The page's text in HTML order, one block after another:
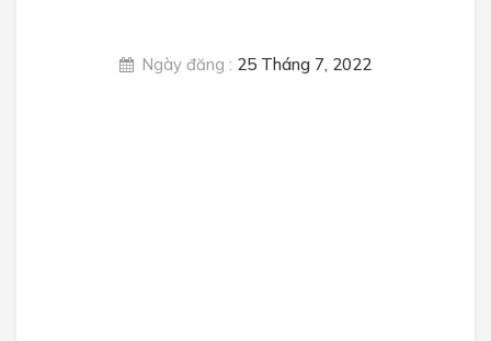
Luật nông sảnNgày đăng : 25 Tháng 7, 2022